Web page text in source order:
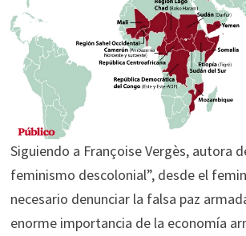
Siguiendo a Françoise Vergès, autora
feminismo descolonial”, desde el
necesario denunciar la falsa paz
enorme importancia de la economía